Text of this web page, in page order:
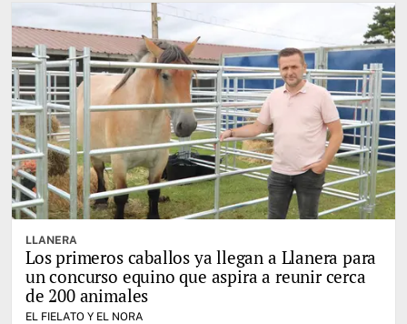
LLANERA
Los primeros caballos ya llegan a Llanera para
un concurso equino que aspira a reunir cerca
de 200 animales
EL FIELATO Y EL NORA